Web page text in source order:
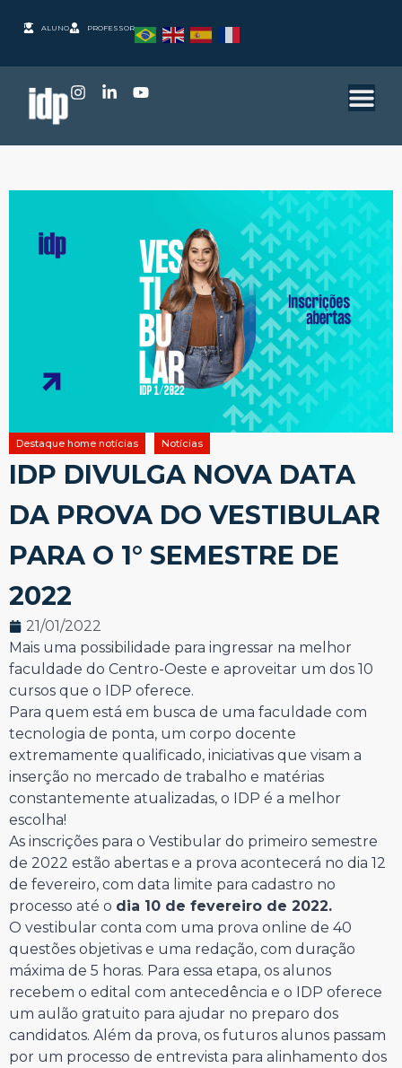
ALUNO PROFESSOR
Destaque home notícias Notícias
IDP DIVULGA NOVA DATA
DA PROVA DO VESTIBULAR
PARA O 1° SEMESTRE DE
2022
21/01/2022
Mais uma possibilidade para ingressar na melhor
faculdade do Centro-Oeste e aproveitar um dos 10
cursos que o IDP oferece.
Para quem está em busca de uma faculdade com
tecnologia de ponta, um corpo docente
extremamente qualificado, iniciativas que visam a
inserção no mercado de trabalho e matérias
constantemente atualizadas, o IDP é a melhor
escolha!
As inscrições para o Vestibular do primeiro semestre
de 2022 estão abertas e a prova acontecerá no dia 12
de fevereiro, com data limite para cadastro no
processo até o dia 10 de fevereiro de 2022.
O vestibular conta com uma prova online de 40
questões objetivas e uma redação, com duração
máxima de 5 horas. Para essa etapa, os alunos
recebem o edital com antecedência e o IDP oferece
um aulão gratuito para ajudar no preparo dos
candidatos. Além da prova, os futuros alunos passam
por um processo de entrevista para alinhamento dos